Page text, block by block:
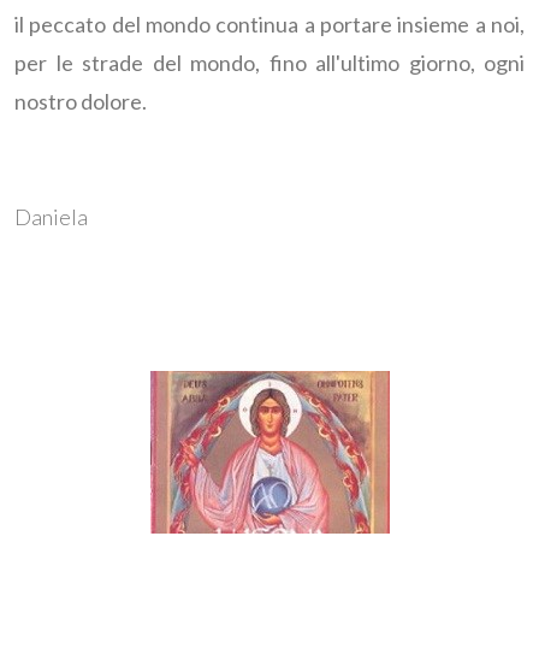
il peccato del mondo continua a portare insieme a noi,
per le strade del mondo, fino all'ultimo giorno, ogni
nostro dolore.
Daniela